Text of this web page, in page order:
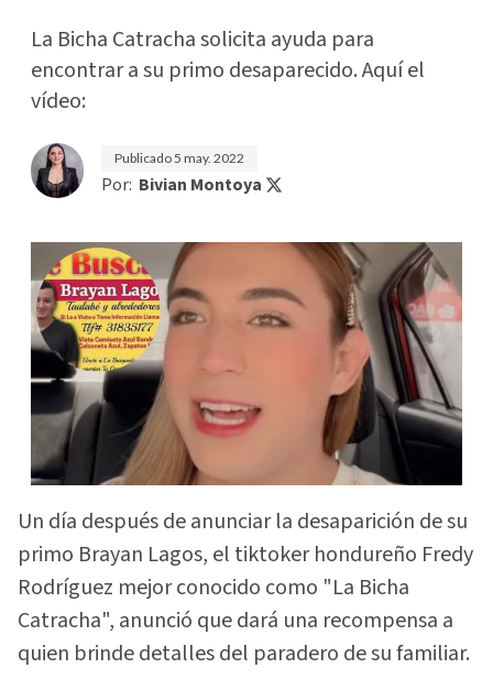
La Bicha Catracha solicita ayuda para
encontrar a su primo desaparecido. Aquí el
vídeo:
Publicado5 may. 2022
Por: Bivian Montoya
Un día después de anunciar la desaparición de su
primo Brayan Lagos, el tiktoker hondureño Fredy
Rodríguez mejor conocido como "La Bicha
Catracha", anunció que dará una recompensa a
quien brinde detalles del paradero de su familiar.